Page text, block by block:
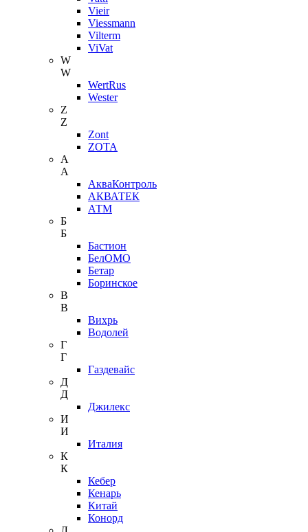
Vieir
Viessmann
Vilterm
ViVat
W
W
WertRus
Wester
Z
Z
Zont
ZOTA
А
А
АкваКонтроль
АКВАТЕК
АТМ
Б
Б
Бастион
БелОМО
Бетар
Боринское
В
В
Вихрь
Водолей
Г
Г
Газдевайс
Д
Д
Джилекс
И
И
Италия
К
К
Кебер
Кенарь
Китай
Конорд